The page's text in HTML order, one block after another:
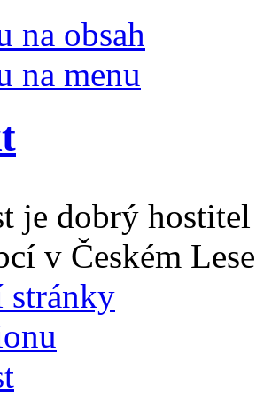
na obsah
na menu
je dobrý hostitel
v Českém Lese